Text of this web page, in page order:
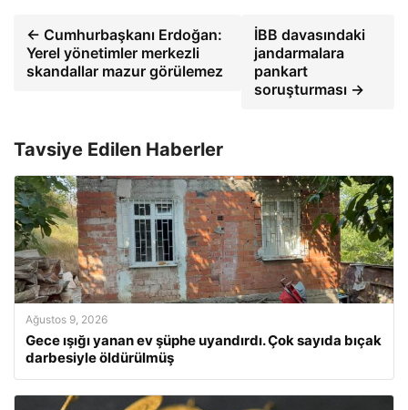
← Cumhurbaşkanı Erdoğan:
Yerel yönetimler merkezli
skandallar mazur görülemez
İBB davasındaki
jandarmalara
pankart
soruşturması →
Tavsiye Edilen Haberler
Ağustos 9, 2026
Gece ışığı yanan ev şüphe uyandırdı. Çok sayıda bıçak
darbesiyle öldürülmüş